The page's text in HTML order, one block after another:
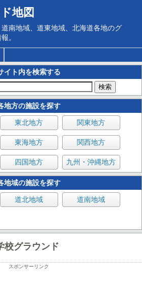
地図
南地域、道東地域、北海道各地のグ
。
イト内を検索する
地方の施設を探す
東北地方 関東地方
東海地方 関西地方
四国地方 九州・沖縄地方
地域の施設を探す
道北地域 道南地域
校グラウンド
スポンサーリンク